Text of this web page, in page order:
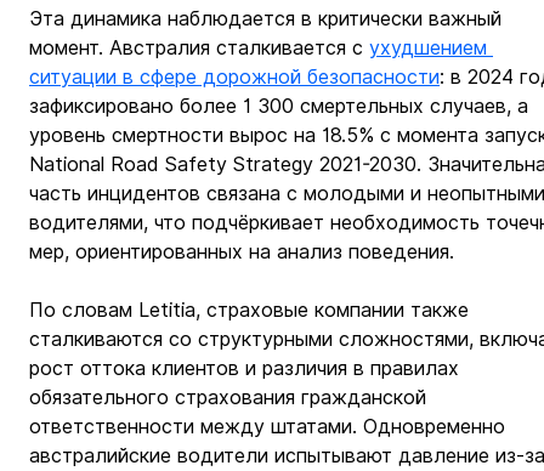
Эта динамика наблюдается в критически важный
момент. Австралия сталкивается с ухудшением
ситуации в сфере дорожной безопасности: в 2024
зафиксировано более 1 300 смертельных случаев, а
уровень смертности вырос на 18.5% с момента
National Road Safety Strategy 2021-2030.
часть инцидентов связана с молодыми и
водителями, что подчёркивает необходимость
мер, ориентированных на анализ поведения.
По словам Letitia, страховые компании также
сталкиваются со структурными сложностями,
рост оттока клиентов и различия в правилах
обязательного страхования гражданской
ответственности между штатами. Одновременно
австралийские водители испытывают давление из-